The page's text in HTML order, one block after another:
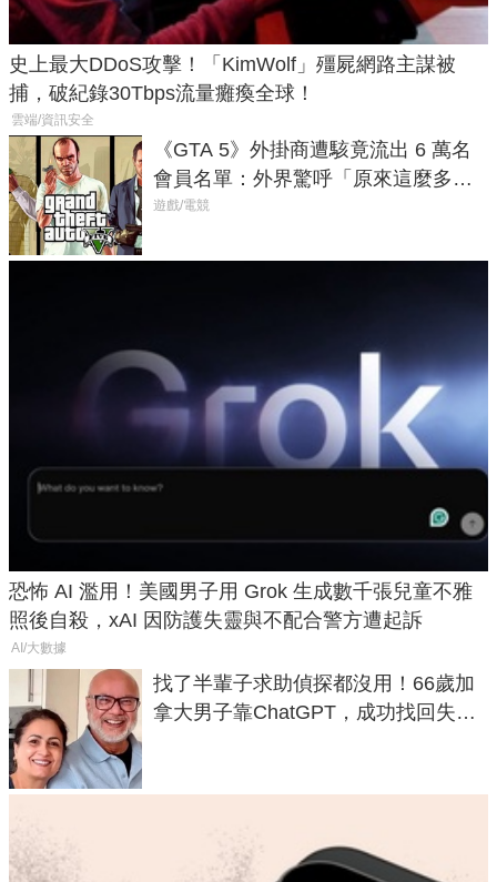
史上最大DDoS攻擊！「KimWolf」殭屍網路主謀被
捕，破紀錄30Tbps流量癱瘓全球！
雲端/資訊安全
《GTA 5》外掛商遭駭竟流出 6 萬名
會員名單：外界驚呼「原來這麼多人
在開掛！」
遊戲/電競
恐怖 AI 濫用！美國男子用 Grok 生成數千張兒童不雅
照後自殺，xAI 因防護失靈與不配合警方遭起訴
AI/大數據
找了半輩子求助偵探都沒用！66歲加
拿大男子靠ChatGPT，成功找回失散